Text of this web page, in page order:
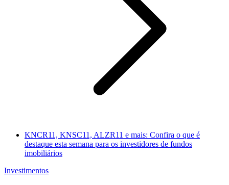
KNCR11, KNSC11, ALZR11 e mais: Confira o que é
destaque esta semana para os investidores de fundos
imobiliários
Investimentos